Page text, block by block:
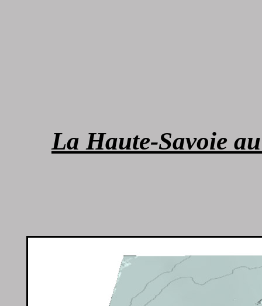
La Haute-Savoie